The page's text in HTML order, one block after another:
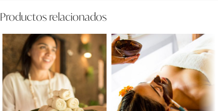
Productos relacionados